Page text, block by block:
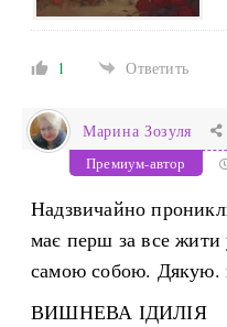
1 Ответить
Марина Зозуля
Премиум-автор
Надзвичайно
має перш за все жити
самою собою. Дякую.
ВИШНЕВА ІДИЛІЯ